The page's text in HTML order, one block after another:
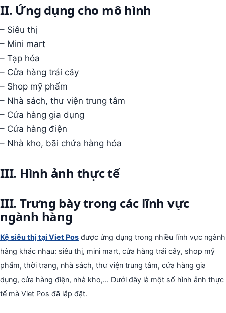
II. Ứng dụng cho mô hình
– Siêu thị
– Mini mart
– Tạp hóa
– Cửa hàng trái cây
– Shop mỹ phẩm
– Nhà sách, thư viện trung tâm
– Cửa hàng gia dụng
– Cửa hàng điện
– Nhà kho, bãi chứa hàng hóa
III. Hình ảnh thực tế
III. Trưng bày trong các lĩnh vực
ngành hàng
Kệ siêu thị tại Viet Pos được ứng dụng trong nhiều lĩnh vực ngành
hàng khác nhau: siêu thị, mini mart, cửa hàng trái cây, shop mỹ
phẩm, thời trang, nhà sách, thư viện trung tâm, cửa hàng gia
dụng, cửa hàng điện, nhà kho,... Dưới đây là một số hình ảnh thực
tế mà Viet Pos đã lắp đặt.